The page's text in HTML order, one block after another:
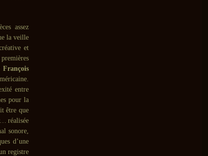
assez
la veille
et
François
entre
pour la
être que
réalisée
sonore,
d’une
registre